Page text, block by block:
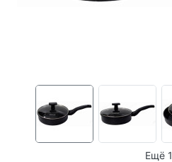
Ещё 1